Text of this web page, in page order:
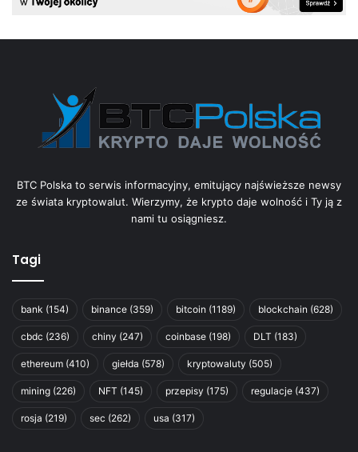
BTC Polska to serwis informacyjny, emitujący najświeższe newsy
ze świata kryptowalut. Wierzymy, że krypto daje wolność i Ty ją z
nami tu osiągniesz.
Tagi
bank (154) binance (359) bitcoin (1189) blockchain (628)
cbdc (236) chiny (247) coinbase (198) DLT (183)
ethereum (410) giełda (578) kryptowaluty (505)
mining (226) NFT (145) przepisy (175) regulacje (437)
rosja (219) sec (262) usa (317)